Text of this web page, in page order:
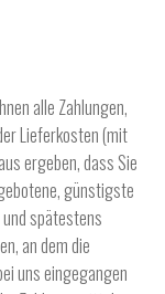
alle Zahlungen,
Lieferkosten (mit
ergeben, dass Sie
günstigste
spätestens
an dem die
uns eingegangen